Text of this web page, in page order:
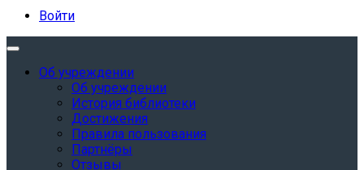
Войти
Об учреждении
Об учреждении
История библиотеки
Достижения
Правила пользования
Партнёры
Отзывы